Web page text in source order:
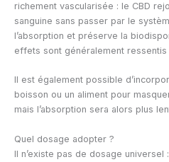
richement vascularisée : le CBD
sanguine sans passer par le
l’absorption et préserve la
effets sont généralement ressentis
Il est également possible
boisson ou un aliment pour
mais l’absorption sera alors plus
Quel dosage adopter ?
Il n’existe pas de dosage